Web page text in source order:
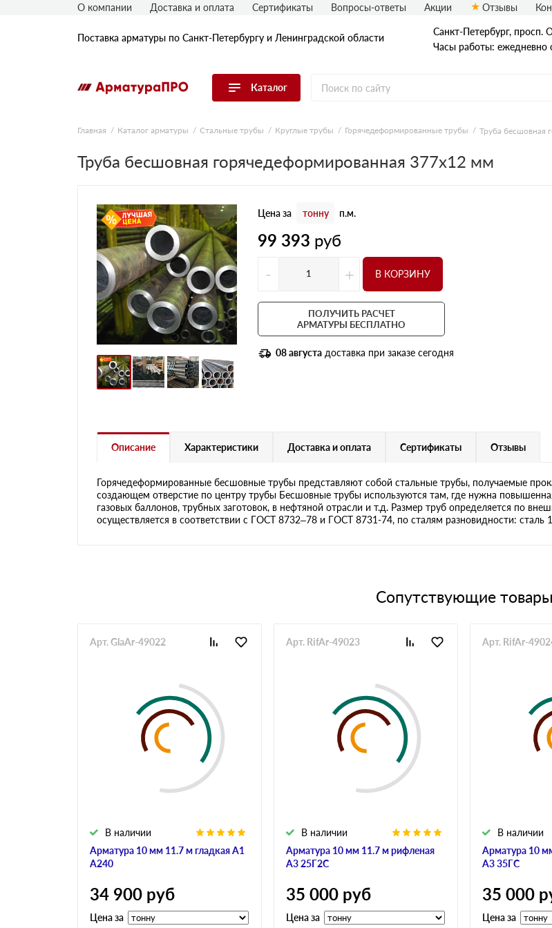
Поставка арматуры по Санкт-Петербургу и Ленинградской области
Санкт-Петербург, просп.
Часы работы: ежедневно
Каталог
Перейти в каталог
Арматура
Катанка
Комплектующие к арматуре
Стальные трубы
О компании Доставка и оплата Сертификаты Вопросы-ответы Акции Отзывы
Главная Каталог арматуры Стальные трубы Круглые трубы Горячедеформированные трубы Труба бесшовная
Труба бесшовная горячедеформированная 377х12 мм
Цена за тонну п.м.
99 393 руб
- + В КОРЗИНУ
ПОЛУЧИТЬ РАСЧЕТ
АРМАТУРЫ БЕСПЛАТНО
08 августа доставка при заказе сегодня
Описание Характеристики Доставка и оплата Сертификаты Отзывы
Горячедеформированные бесшовные трубы представляют собой стальные трубы, получаемые
создающем отверстие по центру трубы Бесшовные трубы используются там, где нужна
газовых баллонов, трубных заготовок, в нефтяной отрасли и т.д. Размер труб определяется по
осуществляется в соответствии с ГОСТ 8732–78 и ГОСТ 8731-74, по сталям разновидности: сталь
Сопутствующие товары
Арматура 10 мм 11.7 м гладкая А1
А240
В наличии
Арт. GlaAr-49022
34 900 руб
Цена за
Арматура 10 мм 11.7 м рифленая
А3 25Г2С
В наличии
Арт. RifAr-49023
35 000 руб
Цена за
Арматура 10
А3 35ГС
В наличии
Арт. RifAr-
35 000
Цена за